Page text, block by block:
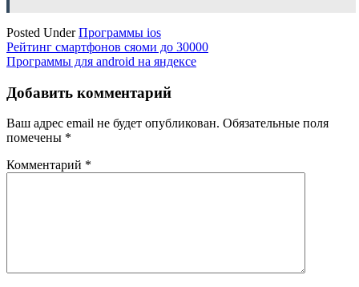
Posted UnderПрограммы ios
Навигация
по
записям
Рейтинг смартфонов сяоми до 30000
Программы для android на яндексе
Добавить комментарий
Ваш адрес email не будет опубликован. Обязательные поля
помечены *
Комментарий *